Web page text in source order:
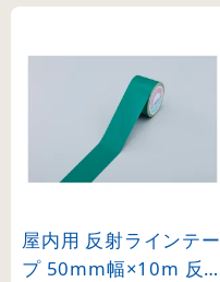
屋内用 反射ラインテー
プ 50mm幅×10m 反射